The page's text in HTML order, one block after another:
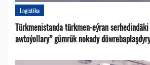
Logistika
Türkmenistanda türkmen-eýran serhedindäki
awtoýollary” gümrük nokady